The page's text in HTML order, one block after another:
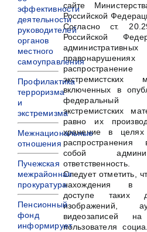
сайте
Российской
Согласно ст.
Российской
административных
распространение
экстремистских
включенных в
экстремистских
равно их
хранение в целях
распространения
собой
ответственность.
Следует отметить,
нахождения в
доступе таких
изображений,
видеозаписей
пользователя
эффективности
деятельности
руководителей
органов
местного
самоуправления
Профилактика
терроризма
и
экстремизма
Межнациональные
отношения
Пучежская
межрайонная
прокуратура
Пенсионный
фонд
информирует